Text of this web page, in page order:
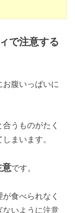
で注意する
お腹いっぱいに
うものがたく
まいます。
意です。
食べられなく
ないように注意